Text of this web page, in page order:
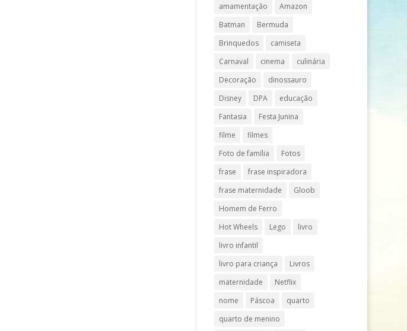
amamentação
Amazon
Batman
Bermuda
Brinquedos
camiseta
Carnaval
cinema
culinária
Decoração
dinossauro
Disney
DPA
educação
Fantasia
Festa Junina
filme
filmes
Foto de família
Fotos
frase
frase inspiradora
frase maternidade
Gloob
Homem de Ferro
Hot Wheels
Lego
livro
livro infantil
livro para criança
Livros
maternidade
Netflix
nome
Páscoa
quarto
quarto de menino